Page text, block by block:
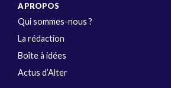
A PROPOS
Qui sommes-nous ?
La rédaction
Boîte à idées
Actus d’Alter